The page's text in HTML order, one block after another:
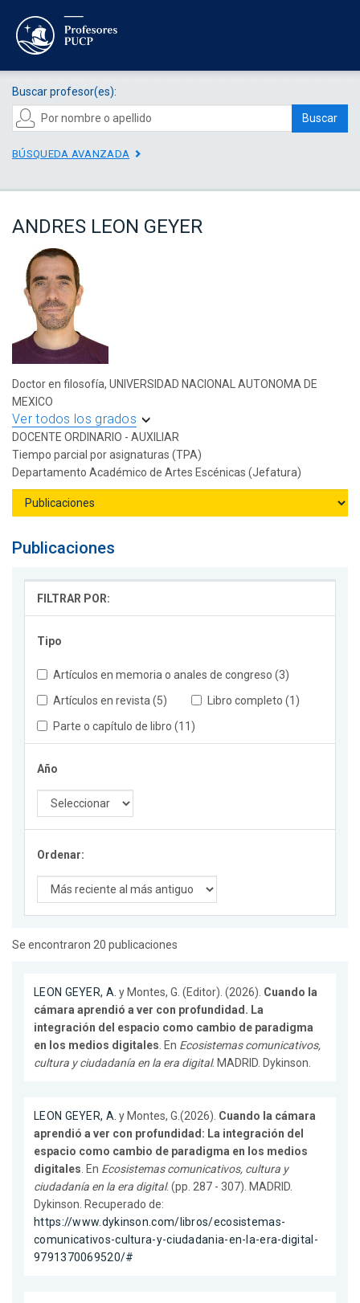
Buscar profesor(es):
Buscar
BÚSQUEDA AVANZADA
ANDRES LEON GEYER
Doctor en filosofía, UNIVERSIDAD NACIONAL AUTONOMA DE
MEXICO
Ver todos los grados
DOCENTE ORDINARIO - AUXILIAR
Tiempo parcial por asignaturas (TPA)
Departamento Académico de Artes Escénicas (Jefatura)
Publicaciones
FILTRAR POR:
Tipo
Artículos en memoria o anales de congreso (3)
Artículos en revista (5)
Libro completo (1)
Parte o capítulo de libro (11)
Año
Ordenar:
Se encontraron 20 publicaciones
LEON GEYER, A. y Montes, G. (Editor). (2026). Cuando la
cámara aprendió a ver con profundidad. La
integración del espacio como cambio de paradigma
en los medios digitales. En Ecosistemas comunicativos,
cultura y ciudadanía en la era digital. MADRID. Dykinson.
LEON GEYER, A. y Montes, G.(2026). Cuando la cámara
aprendió a ver con profundidad: La integración del
espacio como cambio de paradigma en los medios
digitales. En Ecosistemas comunicativos, cultura y
ciudadanía en la era digital. (pp. 287 - 307). MADRID.
Dykinson. Recuperado de:
https://www.dykinson.com/libros/ecosistemas-
comunicativos-cultura-y-ciudadania-en-la-era-digital-
9791370069520/#